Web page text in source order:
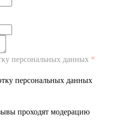
персональных данных
персональных данных
проходят модерацию